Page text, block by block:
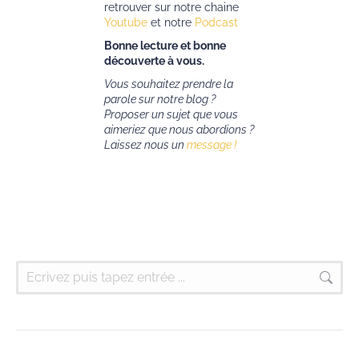
retrouver sur notre chaine
Youtube et notre Podcast
Bonne lecture et bonne
découverte à vous.
Vous souhaitez prendre la
parole sur notre blog ?
Proposer un sujet que vous
aimeriez que nous abordions ?
Laissez nous un message !